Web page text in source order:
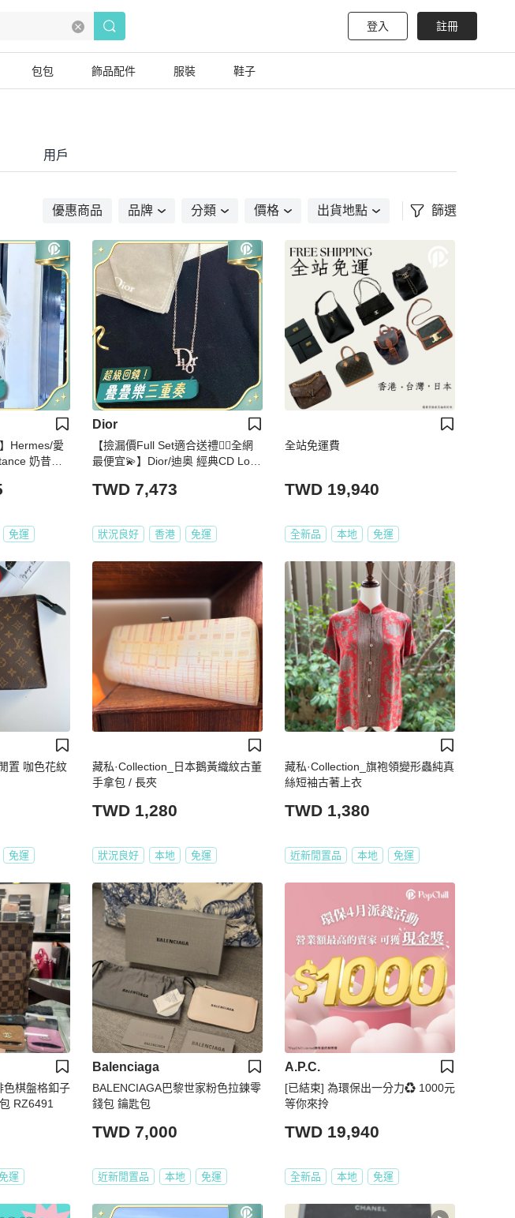
登入 註冊
包包 飾品配件 服裝 鞋子
用戶
優惠商品 品牌 分類 價格 出貨地點 篩選
Hermes/愛
奶昔白
免運
Dior
【撿漏價Full Set適合送禮👍🏻全網
最便宜💫】Dior/迪奥 經典CD Logo
TWD 7,473
狀況良好 香港 免運
全站免運費
TWD 19,940
全新品 本地 免運
置 咖色花紋
免運
藏私·Collection_日本鵝黃織紋古董
手拿包 / 長夾
TWD 1,280
狀況良好 本地 免運
藏私·Collection_旗袍領變形蟲純真
絲短袖古著上衣
TWD 1,380
近新閒置品 本地 免運
色棋盤格釦子
RZ6491
運
Balenciaga
BALENCIAGA巴黎世家粉色拉鍊零
錢包 鑰匙包
TWD 7,000
近新閒置品 本地 免運
A.P.C.
[已結束] 為環保出一分力♻️ 1000元
等你來拎
TWD 19,940
全新品 本地 免運